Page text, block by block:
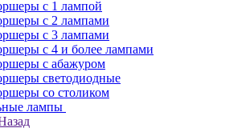
с 1 лампой
с 2 лампами
с 3 лампами
с 4 и более лампами
с абажуром
светодиодные
со столиком
лампы